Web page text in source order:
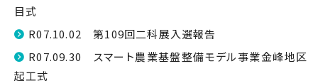
目式
R07.10.02 第109回二科展入選報告
R07.09.30 スマート農業基盤整備モデル事業金峰地区
起工式